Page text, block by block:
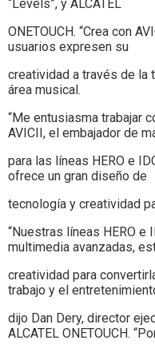
“Levels”, y ALCATEL
ONETOUCH. “Crea con
usuarios expresen su
creatividad a través de la
área musical.
“Me entusiasma trabajar
AVICII, el embajador de
para las líneas HERO e
ofrece un gran diseño de
tecnología y creatividad
“Nuestras líneas HERO e
multimedia avanzadas,
creatividad para
trabajo y el
dijo Dan Dery, director
ALCATEL ONETOUCH.